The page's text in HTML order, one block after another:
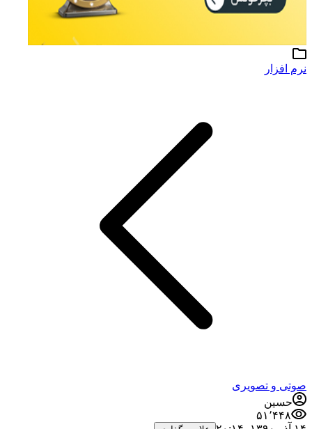
نرم افزار
صوتی و تصویری
حسین
۵۱٬۴۴۸